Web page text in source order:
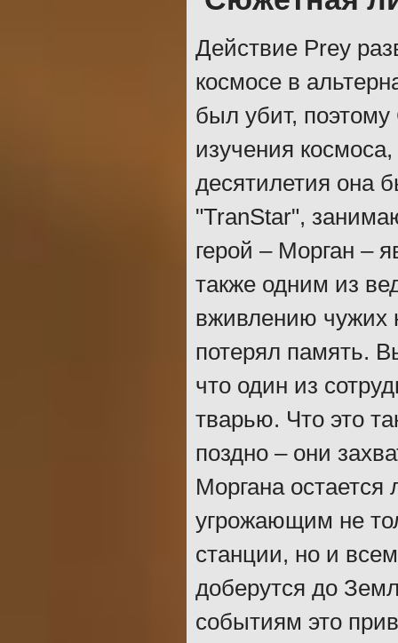
Действие Prey
космосе в
был убит,
изучения
десятилетия она
"TranStar",
герой – Морган –
также одним из
вживлению чужих
потерял память.
что один из
тварью. Что это
поздно – они
Моргана
угрожающим не
станции, но и
доберутся до
событиям это